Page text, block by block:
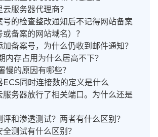
服务器代理商？
号的检查整改通知后不记得网站备案
备案的网站域名）？
加备案号，为什么仍收到邮件通知？
内存占用为什么居高不下？
慢的原因有哪些？
ECS同时连接数的定义是什么
服务器放行了相关端口。为什么还是
和渗透测试？两者有什么区别？
测试有什么区别？